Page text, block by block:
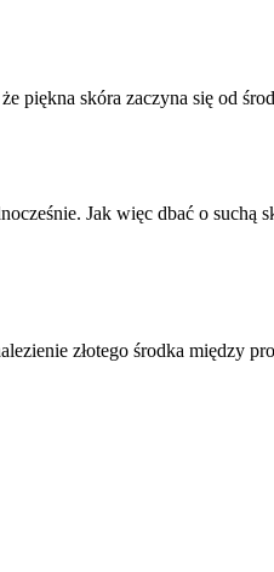
piękna skóra zaczyna się od
Jak więc dbać o suchą
złotego środka między